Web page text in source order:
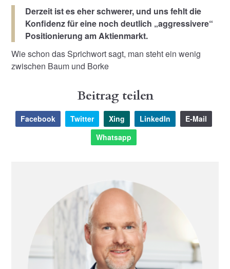
Derzeit ist es eher schwerer, und uns fehlt die
Konfidenz für eine noch deutlich „aggressivere“
Positionierung am Aktienmarkt.
Wie schon das Sprichwort sagt, man steht ein wenig
zwischen Baum und Borke
Beitrag teilen
Facebook Twitter Xing LinkedIn
E-Mail
Whatsapp